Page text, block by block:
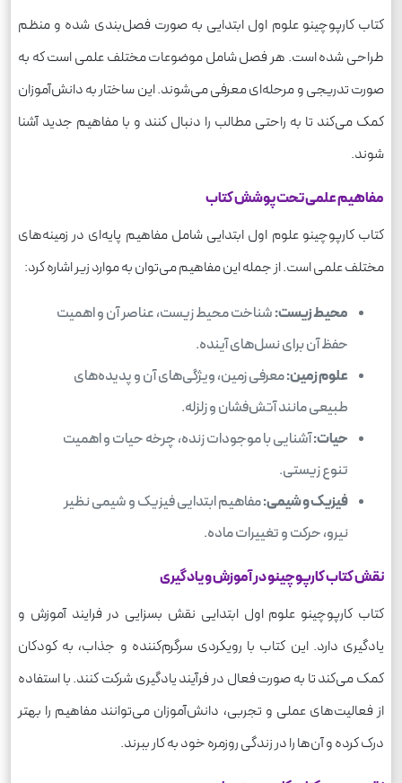
کتاب کارپوچینو علوم اول ابتدایی به صورت فصل‌بندی شده و منظم
طراحی شده است. هر فصل شامل موضوعات مختلف علمی است که به
صورت تدریجی و مرحله‌ای معرفی می‌شوند. این ساختار به دانش‌آموزان
کمک می‌کند تا به راحتی مطالب را دنبال کنند و با مفاهیم جدید آشنا
شوند.
مفاهیم علمی تحت پوشش کتاب
کتاب کارپوچینو علوم اول ابتدایی شامل مفاهیم پایه‌ای در زمینه‌های
مختلف علمی است. از جمله این مفاهیم می‌توان به موارد زیر اشاره کرد:
محیط زیست:شناخت محیط زیست، عناصر آن و اهمیت
حفظ آن برای نسل‌های آینده.
علوم زمین:معرفی زمین، ویژگی‌های آن و پدیده‌های
طبیعی مانند آتش‌فشان و زلزله.
حیات:آشنایی با موجودات زنده، چرخه حیات و اهمیت
تنوع زیستی.
فیزیک و شیمی:مفاهیم ابتدایی فیزیک و شیمی نظیر
نیرو، حرکت و تغییرات ماده.
نقش کتاب کارپوچینو در آموزش و یادگیری
کتاب کارپوچینو علوم اول ابتدایی نقش بسزایی در فرایند آموزش و
یادگیری دارد. این کتاب با رویکردی سرگرم‌کننده و جذاب، به کودکان
کمک می‌کند تا به صورت فعال در فرآیند یادگیری شرکت کنند. با استفاده
از فعالیت‌های عملی و تجربی، دانش‌آموزان می‌توانند مفاهیم را بهتر
درک کرده و آن‌ها را در زندگی روزمره خود به کار ببرند.